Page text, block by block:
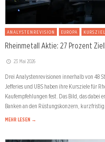
ANALYSTENREVISION EUROPA
Rheinmetall Aktie: 27 Prozent
23. Mai 2026
Drei Analystenrevisionen innerhalb von 48
Jefferies und UBS haben ihre Kursziele für
Kaufempfehlungen fest. Das Bild, das
Banken an den Rüstungskonzern, kurzfristig
MEHR LESEN →